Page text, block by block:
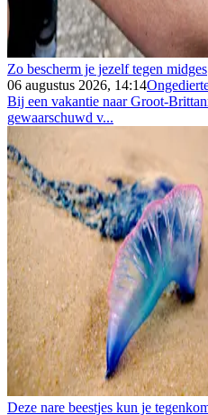
Zo bescherm je jezelf tegen midges
06 augustus 2026, 14:14
Bij een vakantie naar Groot-
gewaarschuwd v...
Deze nare beestjes kun je